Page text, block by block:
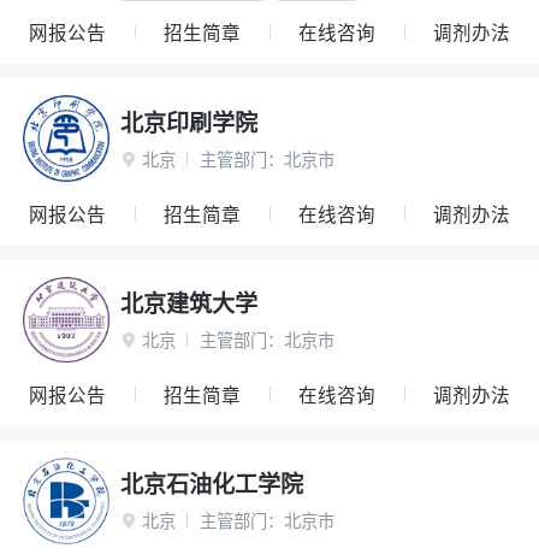
网报公告 招生简章 在线咨询 调剂办法
北京印刷学院
 北京 主管部门： 北京市
网报公告 招生简章 在线咨询 调剂办法
北京建筑大学
 北京 主管部门： 北京市
网报公告 招生简章 在线咨询 调剂办法
北京石油化工学院
 北京 主管部门： 北京市